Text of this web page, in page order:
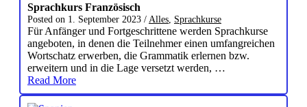
Sprachkurs Französisch
Posted on 1. September 2023 / Alles Sprachkurse
Für Anfänger und Fortgeschrittene werden Sprachkurse
angeboten, in denen die Teilnehmer einen umfangreichen
Wortschatz erwerben, die Grammatik erlernen bzw.
erweitern und in die Lage versetzt werden, …
Read More